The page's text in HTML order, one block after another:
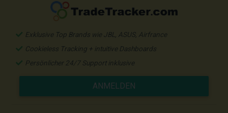
Exklusive Top Brands wie JBL, ASUS, Airfrance
Cookieless Tracking + intuitive Dashboards
Persönlicher 24/7 Support inklusive
ANMELDEN